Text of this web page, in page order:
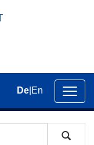
der
De En